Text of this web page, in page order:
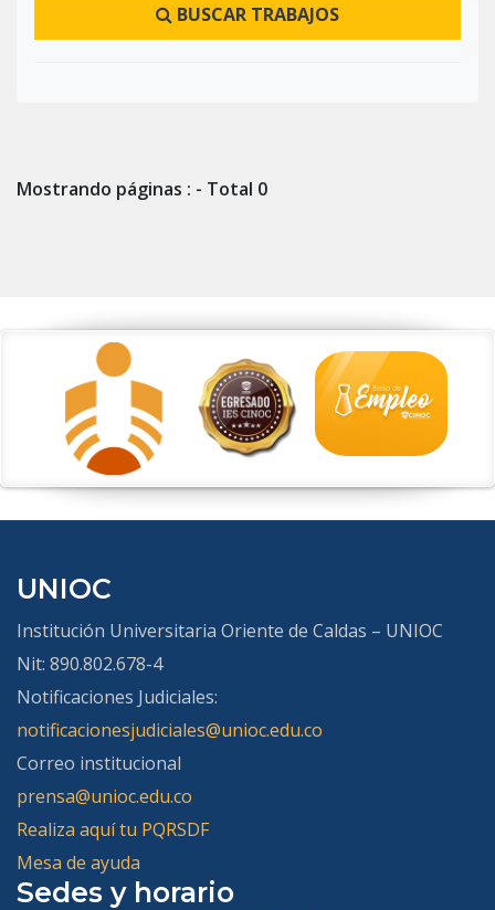
BUSCAR TRABAJOS
Mostrando páginas : - Total 0
UNIOC
Institución Universitaria Oriente de Caldas – UNIOC
Nit: 890.802.678-4
Notificaciones Judiciales:
notificacionesjudiciales@unioc.edu.co
Correo institucional
prensa@unioc.edu.co
Realiza aquí tu PQRSDF
Mesa de ayuda
Sedes y horario